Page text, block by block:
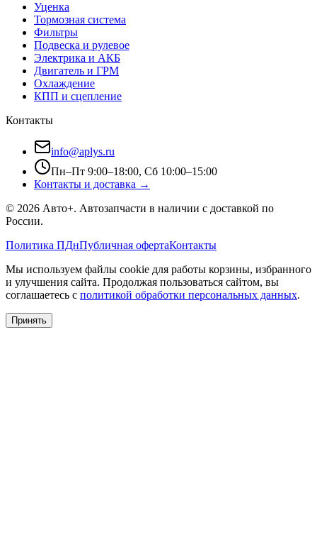
Уценка
Тормозная система
Фильтры
Подвеска и рулевое
Электрика и АКБ
Двигатель и ГРМ
Охлаждение
КПП и сцепление
Контакты
info@aplys.ru
Пн–Пт 9:00–18:00, Сб 10:00–15:00
Контакты и доставка →
© 2026 Авто+. Автозапчасти в наличии с доставкой по
России.
Политика ПДнПубличная офертаКонтакты
Мы используем файлы cookie для работы корзины, избранного
и улучшения сайта. Продолжая пользоваться сайтом, вы
соглашаетесь с политикой обработки персональных данных.
Принять